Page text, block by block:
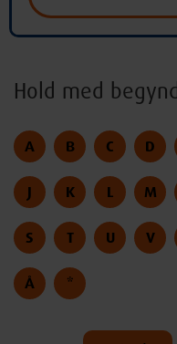
Hold med
A B C D
J K L M
S T U V
Å *